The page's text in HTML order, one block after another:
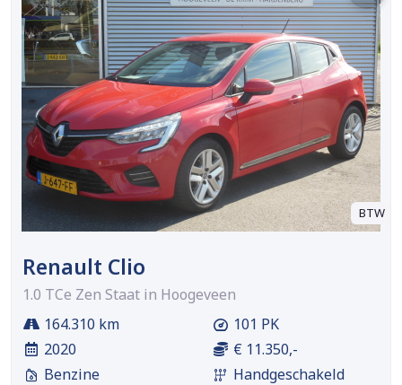
BTW
Renault Clio
1.0 TCe Zen Staat in Hoogeveen
164.310 km
2020
Benzine
101 PK
€ 11.350,-
Handgeschakeld